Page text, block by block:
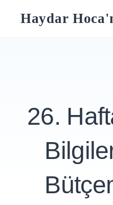
Haydar
26.